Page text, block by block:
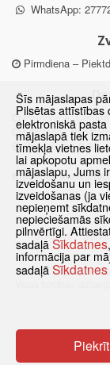
WhatsApp:
Pirmdiena –
Pirmdiena,
Otrdiena,
Piektdiena: 8.30 –
Klātienes
Sākums
© 2021 Rīgas
Šīs mājaslapas
Pilsētas attīstības
elektroniskā pasta
mājaslapā tiek
tīmekļa vietnes
lai apkopotu
mājaslapu, Jums
izveidošanu un
izveidošanas (ja
nepieņemt
nepieciešamās
pilnvērtīgi.
sadaļā Sīkdatnes
informācija par
sadaļā Sīkdatnes